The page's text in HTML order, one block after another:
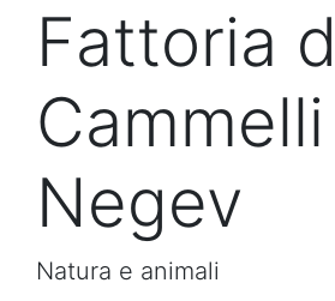
Fattoria
Negev
Natura e animali